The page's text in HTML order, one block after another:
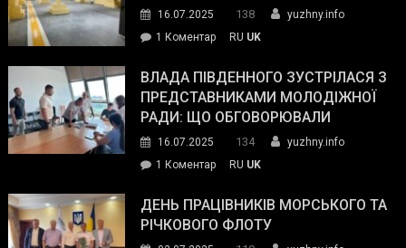
спільний
окупанти.
Маємо
діяти
команда
пожежу
у
16.07.2025 138
yuzhny.info
1 Коментардо
Південного
провів
інспекцію
RU UK
ВЛАДА ПІВДЕННОГО ЗУСТРІЛАСЯ З
ПРЕДСТАВНИКАМИ МОЛОДІЖНОЇ
РАДИ: ЩО ОБГОВОРЮВАЛИ
16.07.2025 134
yuzhny.info
1 Коментардо
Південного
зустрілася
RU UK
ДЕНЬ ПРАЦІВНИКІВ МОРСЬКОГО ТА
РІЧКОВОГО ФЛОТУ